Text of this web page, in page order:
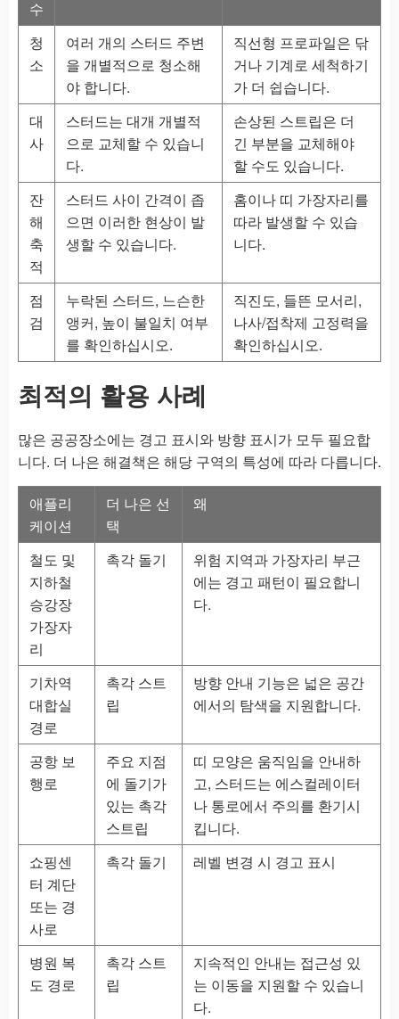
수
청
소
여러 개의 스터드 주변
을 개별적으로 청소해
야 합니다.
직선형 프로파일은 닦
거나 기계로 세척하기
가 더 쉽습니다.
대
사
스터드는 대개 개별적
으로 교체할 수 있습니
다.
손상된 스트립은 더
긴 부분을 교체해야
할 수도 있습니다.
잔
해
축
적
스터드 사이 간격이 좁
으면 이러한 현상이 발
생할 수 있습니다.
홈이나 띠 가장자리를
따라 발생할 수 있습
니다.
점
검
누락된 스터드, 느슨한
앵커, 높이 불일치 여부
를 확인하십시오.
직진도, 들뜬 모서리,
나사/접착제 고정력을
확인하십시오.
최적의 활용 사례
많은 공공장소에는 경고 표시와 방향 표시가 모두 필요합
니다. 더 나은 해결책은 해당 구역의 특성에 따라 다릅니다.
애플리
케이션
더 나은 선
택
왜
철도 및
지하철
승강장
가장자
리
촉각 돌기
위험 지역과 가장자리 부근
에는 경고 패턴이 필요합니
다.
기차역
대합실
경로
촉각 스트
립
방향 안내 기능은 넓은 공간
에서의 탐색을 지원합니다.
공항 보
행로
주요 지점
에 돌기가
있는 촉각
스트립
띠 모양은 움직임을 안내하
고, 스터드는 에스컬레이터
나 통로에서 주의를 환기시
킵니다.
쇼핑센
터 계단
또는 경
사로
촉각 돌기 레벨 변경 시 경고 표시
병원 복
도 경로
촉각 스트
립
지속적인 안내는 접근성 있
는 이동을 지원할 수 있습니
다.